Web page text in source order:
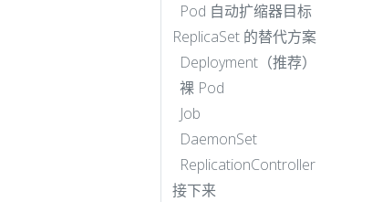
Pod 自动扩缩器目标
ReplicaSet 的替代方案
Deployment（推荐）
裸 Pod
Job
DaemonSet
ReplicationController
接下来